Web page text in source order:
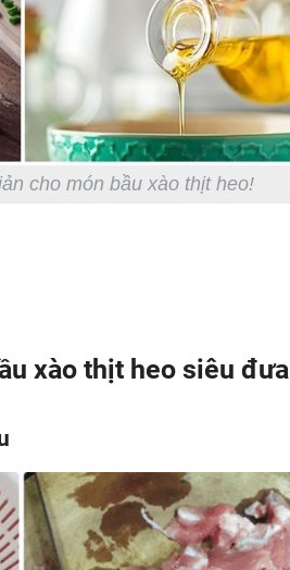
cho món bầu xào thịt heo!
xào thịt heo siêu đưa